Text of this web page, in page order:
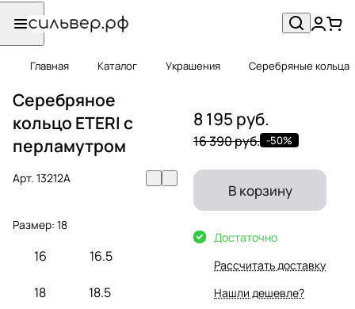
Главная Каталог Украшения Серебряные кольца
Серебряное
кольцо ETERI с
перламутром
Арт. 13212А
Размер: 18
16 16.5
18 18.5
8 195 руб.
16 390 руб. -50%
В корзину
Достаточно
Рассчитать доставку
Нашли дешевле?